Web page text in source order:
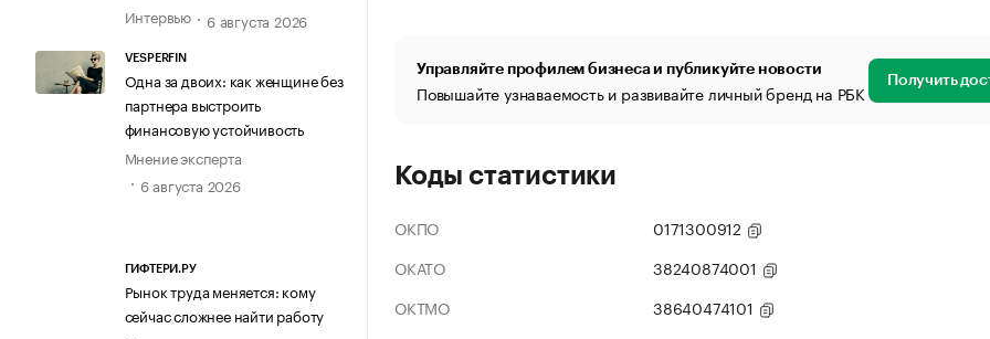
Интервью
6 августа 2026
VESPERFIN
Одна за двоих: как женщине без
партнера выстроить
финансовую устойчивость
Мнение эксперта
6 августа 2026
ГИФТЕРИ.РУ
Рынок труда меняется: кому
сейчас сложнее найти работу
Управляйте профилем бизнеса и публикуйте новости
Повышайте узнаваемость и развивайте личный бренд на РБК Получить
Коды статистики
ОКПО
0171300912
ОКАТО
38240874001
ОКТМО
38640474101